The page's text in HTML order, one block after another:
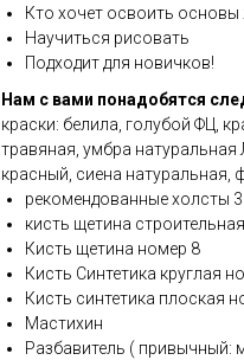
Кто хочет освоить
Научиться рисовать
Подходит для новичков!
Нам с вами понадобятся
краски: белила, голубой ФЦ,
травяная, умбра натуральная
красный, сиена натуральная,
рекомендованные холсты
кисть щетина строительная
Кисть щетина номер 8
Кисть Синтетика круглая
Кисть синтетика плоская
Мастихин
Разбавитель ( привычный: